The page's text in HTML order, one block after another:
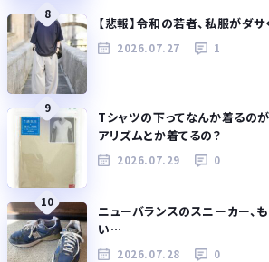
8
【悲報】令和の若者、私服がダサ
2026.07.27 1
9
Tシャツの下ってなんか着るの
アリズムとか着てるの？
2026.07.29 0
10
ニューバランスのスニーカー、
い…
2026.07.28 0